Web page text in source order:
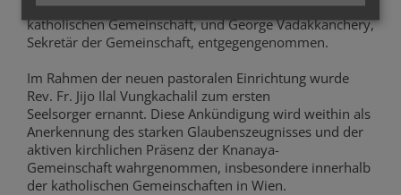
Kadavil, Präsident der österreichischen Knanaya-
katholischen Gemeinschaft, und George Vadakkanchery,
Sekretär der Gemeinschaft, entgegengenommen.
Im Rahmen der neuen pastoralen Einrichtung wurde
Rev. Fr. Jijo Ilal Vungkachalil zum ersten
Seelsorger ernannt. Diese Ankündigung wird weithin als
Anerkennung des starken Glaubenszeugnisses und der
aktiven kirchlichen Präsenz der Knanaya-
Gemeinschaft wahrgenommen, insbesondere innerhalb
der katholischen Gemeinschaften in Wien.